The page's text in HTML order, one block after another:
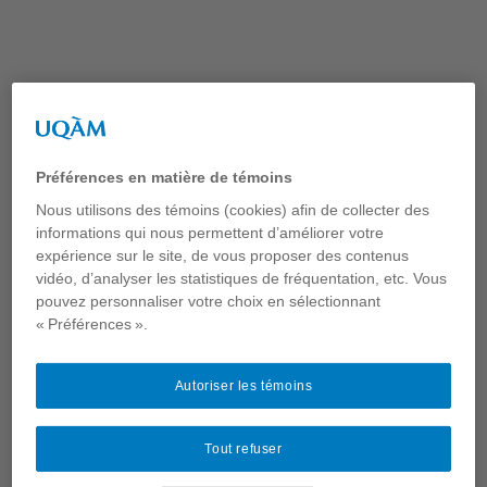
Étiquette : Entrevue
Préférences en matière de témoins
Nous utilisons des témoins (cookies) afin de collecter des
informations qui nous permettent d’améliorer votre
expérience sur le site, de vous proposer des contenus
vidéo, d’analyser les statistiques de fréquentation, etc. Vous
pouvez personnaliser votre choix en sélectionnant
« Préférences ».
Tout refuser
Autoriser les témoins